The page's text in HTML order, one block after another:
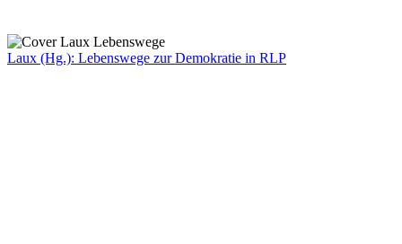
Laux (Hg.): Lebenswege zur Demokratie in RLP